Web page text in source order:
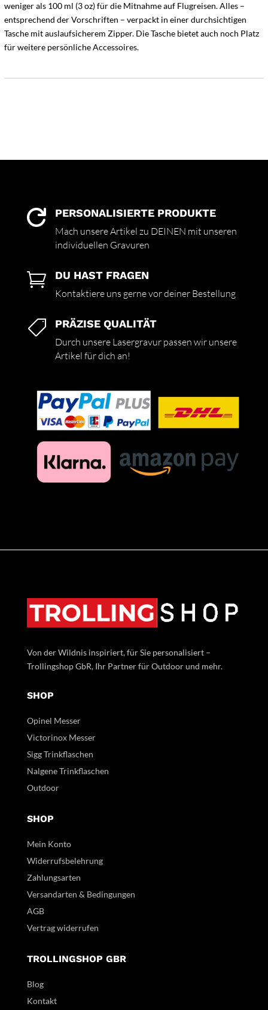
weniger als 100 ml (3 oz) für die Mitnahme auf Flugreisen. Alles –
entsprechend der Vorschriften – verpackt in einer durchsichtigen
Tasche mit auslaufsicherem Zipper. Die Tasche bietet auch noch Platz
für weitere persönliche Accessoires.
 PERSONALISIERTE PRODUKTE
Mach unsere Artikel zu DEINEN mit unseren
individuellen Gravuren
 DU HAST FRAGEN
Kontaktiere uns gerne vor deiner Bestellung
 PRÄZISE QUALITÄT
Durch unsere Lasergravur passen wir unsere
Artikel für dich an!
Von der Wildnis inspiriert, für Sie personalisiert –
Trollingshop GbR, Ihr Partner für Outdoor und mehr.
SHOP
Opinel Messer
Victorinox Messer
Sigg Trinkflaschen
Nalgene Trinkflaschen
Outdoor
SHOP
Mein Konto
Widerrufsbelehrung
Zahlungsarten
Versandarten & Bedingungen
AGB
Vertrag widerrufen
TROLLINGSHOP GBR
Blog
Kontakt